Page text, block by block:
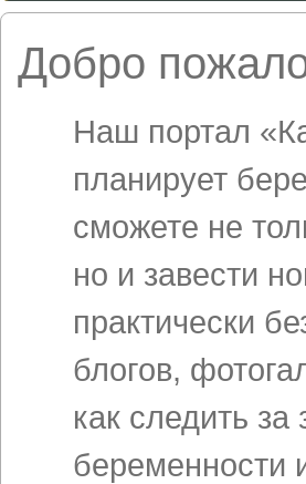
Добро
Наш портал
планирует
сможете не
но и завести
практически
блогов,
как следить
беременности